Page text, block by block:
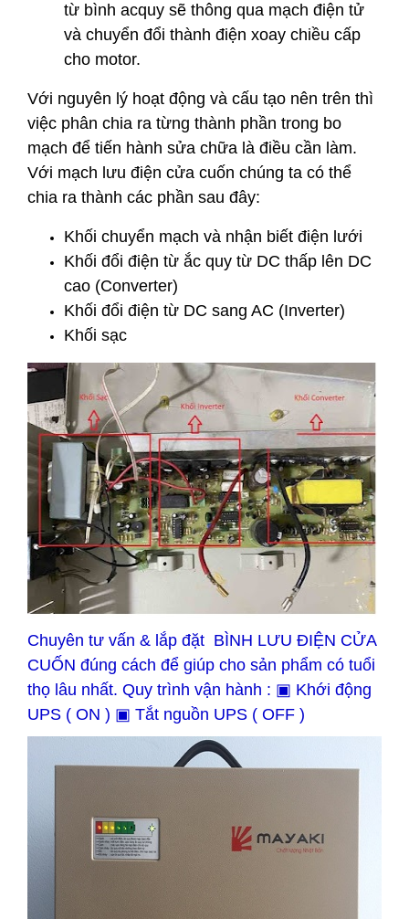
từ bình acquy sẽ thông qua mạch điện tử
và chuyển đổi thành điện xoay chiều cấp
cho motor.
Với nguyên lý hoạt động và cấu tạo nên trên thì
việc phân chia ra từng thành phần trong bo
mạch để tiến hành sửa chữa là điều cần làm.
Với mạch lưu điện cửa cuốn chúng ta có thể
chia ra thành các phần sau đây:
Khối chuyển mạch và nhận biết điện lưới
Khối đổi điện từ ắc quy từ DC thấp lên DC
cao (Converter)
Khối đổi điện từ DC sang AC (Inverter)
Khối sạc
Chuyên tư vấn & lắp đặt BÌNH LƯU ĐIỆN CỬA
CUỐN đúng cách để giúp cho sản phẩm có tuổi
thọ lâu nhất. Quy trình vận hành : ▣ Khới động
UPS ( ON ) ▣ Tắt nguồn UPS ( OFF )